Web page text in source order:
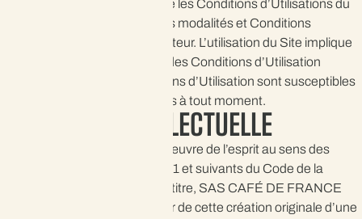
Le présent document constitue les Conditions d’Utilisations du
Site. Il a pour objet de définir les modalités et Conditions
d’Utilisation du Site par l’Utilisateur. L’utilisation du Site implique
l’acceptation pleine et entière des Conditions d’Utilisation
décrites ci-après. Ces Conditions d’Utilisation sont susceptibles
d’être modifiées ou complétées à tout moment.
PROPRIÉTÉ INTELLECTUELLE
Le présent Site constitue une œuvre de l’esprit au sens des
dispositions des articles L. 111-1 et suivants du Code de la
Propriété Intellectuelle et, à ce titre, SAS CAFÉ DE FRANCE
bénéficie en sa qualité d’auteur de cette création originale d’une